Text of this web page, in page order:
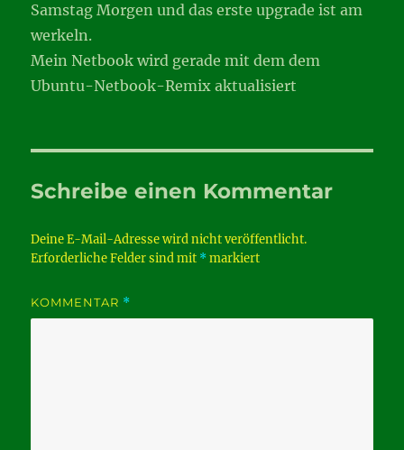
Samstag Morgen und das erste upgrade ist am
werkeln.
Mein Netbook wird gerade mit dem dem
Ubuntu-Netbook-Remix aktualisiert
Schreibe einen Kommentar
Deine E-Mail-Adresse wird nicht veröffentlicht.
Erforderliche Felder sind mit *markiert
KOMMENTAR *